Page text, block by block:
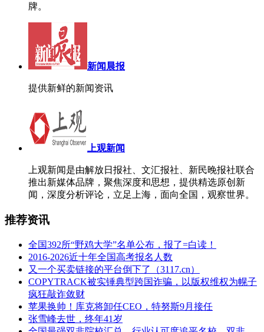
牌。
新闻晨报
提供新鲜的新闻资讯
上观新闻
上观新闻是由解放日报社、文汇报社、新民晚报社联合
推出新媒体品牌，聚焦深度和思想，提供精选原创新
闻，深度分析评论，立足上海，面向全国，观察世界。
推荐资讯
全国392所“野鸡大学”名单公布，报了=白读！
2016-2026近十年全国高考报名人数
又一个买卖链接的平台倒下了（3117.cn）
COPYTRACK被实锤典型跨国诈骗，以版权维权为幌子
疯狂敲诈敛财
苹果换帅！库克将卸任CEO，特努斯9月接任
张雪峰去世，终年41岁